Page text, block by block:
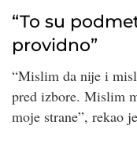
“To su
providno”
“Mislim da nije i
pred izbore. Mislim
moje strane”, rekao